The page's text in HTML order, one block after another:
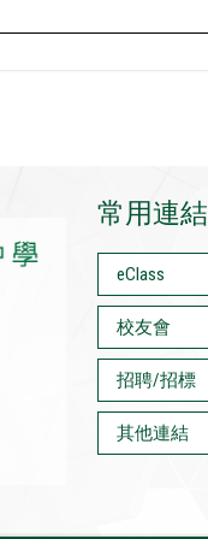
常用連結
eClass
校友會
招聘/招標
其他連結